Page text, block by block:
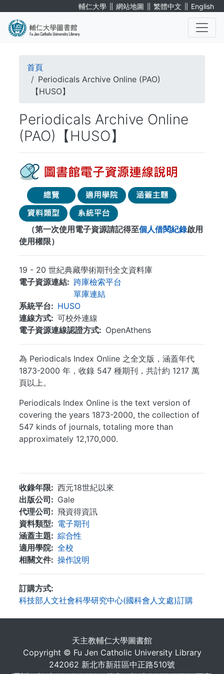
輔仁大學 ∥ 網站地圖 ∥ 繁體中文 ∥ English
導
航
結
首頁
Periodicals Archive Online (PAO)
【HUSO】
Periodicals Archive Online
(PAO)【HUSO】
（第一次使用電子資源請記得至個人借閱紀錄啟用
使用權限）
19 - 20 世紀典藏學術期刊全文資料庫
電子資源連結
跨庫檢索平台
單庫連結
系統平台
HUSO
連線方式
可校外連線
電子資源連線認證方式
OpenAthens
為 Periodicals Index Online 之全文版，涵蓋年代
1873-2000 年，收錄 547 種期刊，共計約 1217 萬
頁以上。
Periodicals Index Online is the text version of
covering the years 1873-2000, the collection of
547 kinds of journals, totaling more than
approximately 12,170,000.
收錄年限
西元18世紀以來
出版公司
Gale
代理公司
飛資得資訊
資料類型
電子期刊
涵蓋主題
綜合性
適用學院
全校
相關文件
操作說明
訂購方式
科技部人文社會科學研究中心(國科會人文處)訂購
天主教輔仁大學圖書館
Copyright © Fu Jen Catholic University Library
242062 新北市新莊區中正路510號